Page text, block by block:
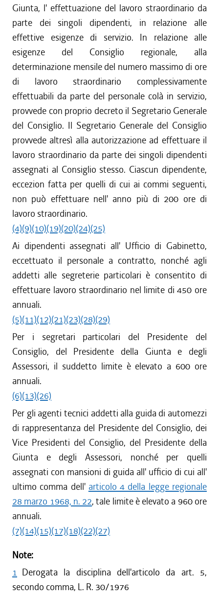
Giunta, l' effettuazione del lavoro straordinario da
parte dei singoli dipendenti, in relazione alle
effettive esigenze di servizio. In relazione alle
esigenze del Consiglio regionale, alla
determinazione mensile del numero massimo di ore
di lavoro straordinario complessivamente
effettuabili da parte del personale colà in servizio,
provvede con proprio decreto il Segretario Generale
del Consiglio. Il Segretario Generale del Consiglio
provvede altresì alla autorizzazione ad effettuare il
lavoro straordinario da parte dei singoli dipendenti
assegnati al Consiglio stesso. Ciascun dipendente,
eccezion fatta per quelli di cui ai commi seguenti,
non può effettuare nell' anno più di 200 ore di
lavoro straordinario.
(4)(9)(10)(19)(20)(24)(25)
Ai dipendenti assegnati all' Ufficio di Gabinetto,
eccettuato il personale a contratto, nonché agli
addetti alle segreterie particolari è consentito di
effettuare lavoro straordinario nel limite di 450 ore
annuali.
(5)(11)(12)(21)(23)(28)(29)
Per i segretari particolari del Presidente del
Consiglio, del Presidente della Giunta e degli
Assessori, il suddetto limite è elevato a 600 ore
annuali.
(6)(13)(26)
Per gli agenti tecnici addetti alla guida di automezzi
di rappresentanza del Presidente del Consiglio, dei
Vice Presidenti del Consiglio, del Presidente della
Giunta e degli Assessori, nonché per quelli
assegnati con mansioni di guida all' ufficio di cui all'
ultimo comma dell' articolo 4 della legge regionale
28 marzo 1968, n. 22, tale limite è elevato a 960 ore
annuali.
(7)(14)(15)(17)(18)(22)(27)
Note:
1 Derogata la disciplina dell'articolo da art. 5,
secondo comma, L. R. 30/1976